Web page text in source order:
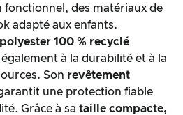
fonctionnel, des matériaux de
adapté aux enfants.
polyester 100 % recyclé
à la durabilité et à la
Son revêtement
une protection fiable
Grâce à sa taille compacte,